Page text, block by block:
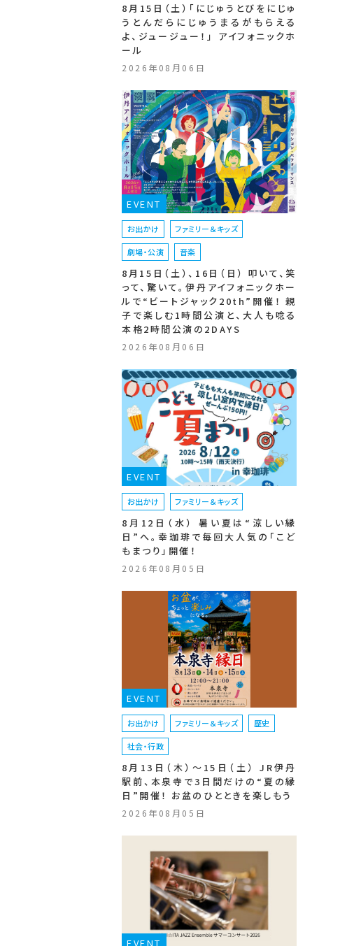
8月15日（土）「にじゅうとびをにじゅ
うとんだらにじゅうまるがもらえる
よ、ジュージュー！」 アイフォニックホ
ール
2026年08月06日
EVENT
お出かけ ファミリー＆キッズ
劇場・公演 音楽
8月15日（土）、16日（日） 叩いて、笑
って、驚いて。伊丹アイフォニックホー
ルで“ビートジャック20th”開催！ 親
子で楽しむ1時間公演と、大人も唸る
本格2時間公演の2DAYS
2026年08月06日
EVENT
お出かけ ファミリー＆キッズ
8月12日（水） 暑い夏は“涼しい縁
日”へ。幸珈琲で毎回大人気の「こど
もまつり」開催！
2026年08月05日
EVENT
お出かけ ファミリー＆キッズ 歴史
社会・行政
8月13日（木）〜15日（土） JR伊丹
駅前、本泉寺で3日間だけの“夏の縁
日”開催！ お盆のひとときを楽しもう
2026年08月05日
EVENT